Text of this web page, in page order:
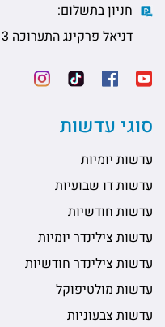
חניון בתשלום:
דניאל פרקינג התערוכה 3
סוגי עדשות
עדשות יומיות
עדשות דו שבועיות
עדשות חודשיות
עדשות צילינדר יומיות
עדשות צילינדר חודשיות
עדשות מולטיפוקל
עדשות צבעוניות